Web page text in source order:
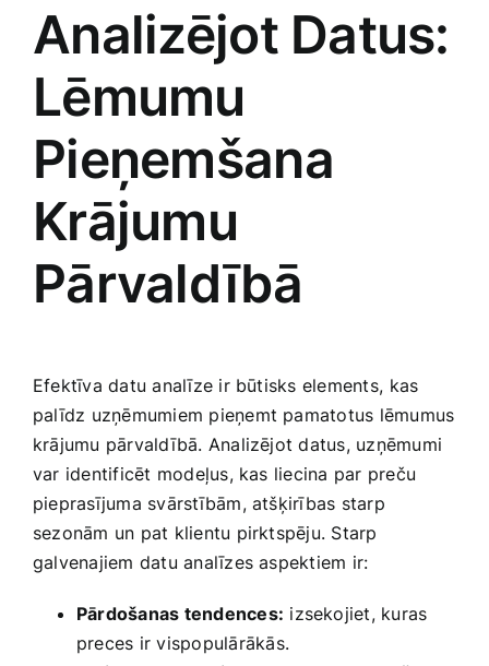
Analizējot Datus:⁢
Lēmumu
Pieņemšana
Krājumu
Pārvaldībā
Efektīva datu analīze ir būtisks elements, ⁢kas
palīdz uzņēmumiem pieņemt pamatotus lēmumus
krājumu pārvaldībā. Analizējot datus, uzņēmumi
var identificēt ‌modeļus, kas ‍liecina par preču
pieprasījuma svārstībām, atšķirības ​starp
sezonām un pat klientu pirktspēju. Starp
galvenajiem datu analīzes aspektiem ir:
Pārdošanas ‌tendences: izsekojiet, kuras
preces ir vispopulārākās.